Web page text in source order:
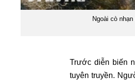
Ngoài cò
Trước diễn biến
tuyên truyền.